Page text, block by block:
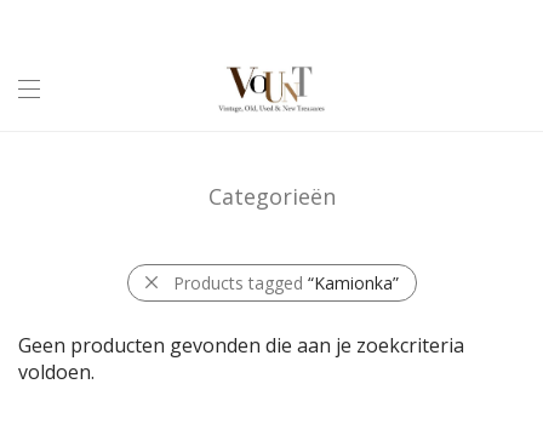
Categorieën
Products tagged “Kamionka”
Geen producten gevonden die aan je zoekcriteria
voldoen.